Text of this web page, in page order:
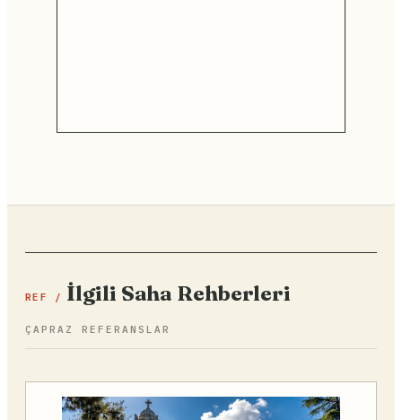
REF / İlgili Saha Rehberleri
ÇAPRAZ REFERANSLAR